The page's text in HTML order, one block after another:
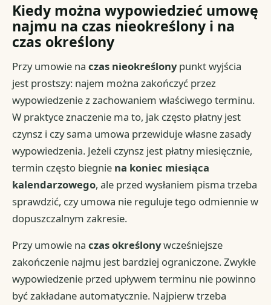
Kiedy można wypowiedzieć umowę
najmu na czas nieokreślony i na
czas określony
Przy umowie naczas nieokreślonypunkt wyjścia
jest prostszy: najem można zakończyć przez
wypowiedzenie z zachowaniem właściwego terminu.
W praktyce znaczenie ma to, jak często płatny jest
czynsz i czy sama umowa przewiduje własne zasady
wypowiedzenia. Jeżeli czynsz jest płatny miesięcznie,
termin często biegnie na koniec miesiąca
kalendarzowego, ale przed wysłaniem pisma trzeba
sprawdzić, czy umowa nie reguluje tego odmiennie w
dopuszczalnym zakresie.
Przy umowie naczas określonywcześniejsze
zakończenie najmu jest bardziej ograniczone. Zwykłe
wypowiedzenie przed upływem terminu nie powinno
być zakładane automatycznie. Najpierw trzeba